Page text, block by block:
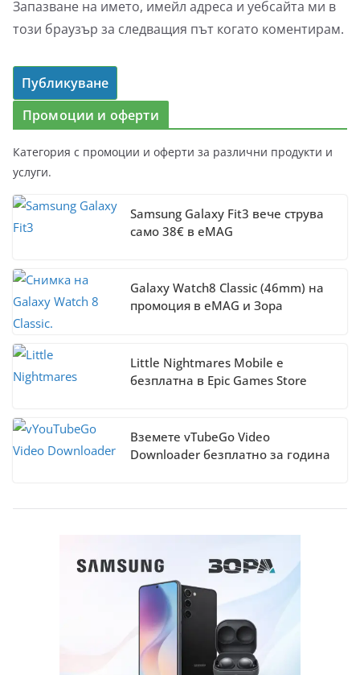
Запазване на името, имейл адреса и уебсайта ми в
този браузър за следващия път когато коментирам.
Промоции и оферти
Категория с промоции и оферти за различни продукти и
услуги.
Samsung Galaxy Fit3 вече струва
само 38€ в eMAG
Galaxy Watch8 Classic (46mm) на
промоция в eMAG и Зора
Little Nightmares Mobile е
безплатна в Epic Games Store
Вземете vTubeGo Video
Downloader безплатно за година